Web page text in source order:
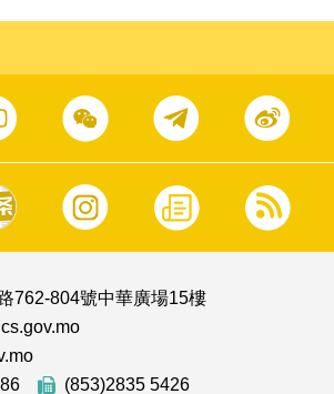
762-804號中華廣場15樓
(853)2835 5426